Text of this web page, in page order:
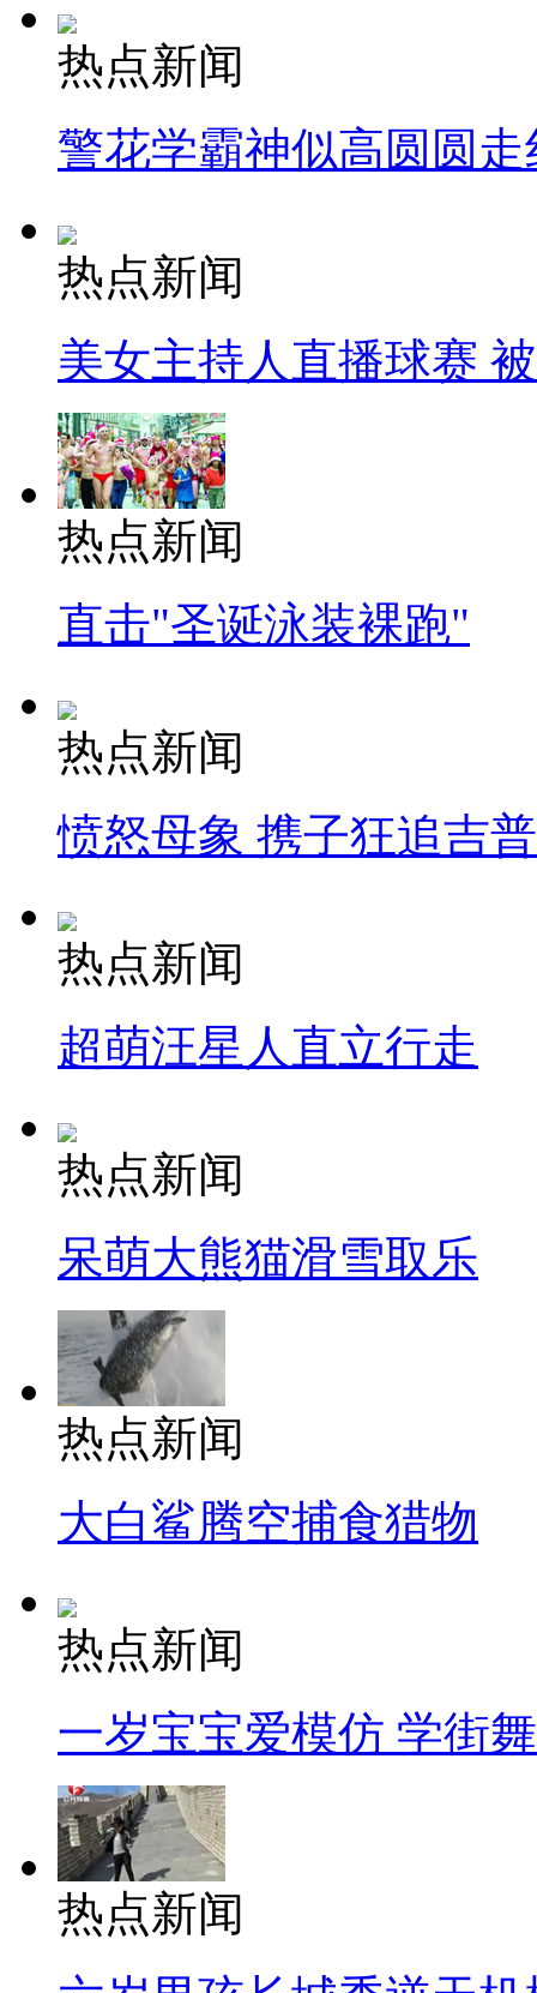
热点新闻
警花学霸神似高圆圆走
热点新闻
美女主持人直播球赛
热点新闻
直击"圣诞泳装裸跑"
热点新闻
愤怒母象 携子狂追吉
热点新闻
超萌汪星人直立行走
热点新闻
呆萌大熊猫滑雪取乐
热点新闻
大白鲨腾空捕食猎物
热点新闻
一岁宝宝爱模仿 学街
热点新闻